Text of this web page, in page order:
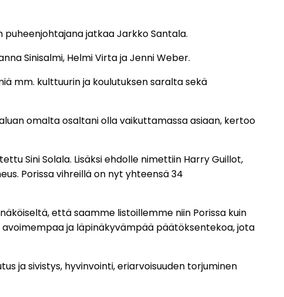
puheenjohtajana jatkaa Jarkko Santala.
Sinisalmi, Helmi Virta ja Jenni Weber.
mm. kulttuurin ja koulutuksen saralta sekä
omalta osaltani olla vaikuttamassa asiaan, kertoo
Sini Solala. Lisäksi ehdolle nimettiin Harry Guillot,
Porissa vihreillä on nyt yhteensä 34
että saamme listoillemme niin Porissa kuin
ja läpinäkyvämpää päätöksentekoa, jota
ja sivistys, hyvinvointi, eriarvoisuuden torjuminen